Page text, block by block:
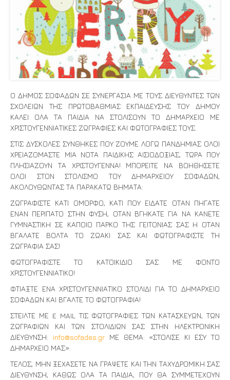
Ο ΔΗΜΟΣ ΣΟΦΑΔΩΝ ΣΕ ΣΥΝΕΡΓΑΣΙΑ ΜΕ ΤΟΥΣ ΔΙΕΥΘΥΝΤΕΣ ΤΩΝ
ΣΧΟΛΕΙΩΝ ΤΗΣ ΠΡΩΤΟΒΑΘΜΙΑΣ ΕΚΠΑΙΔΕΥΣΗΣ ΤΟΥ ΔΗΜΟΥ
ΚΑΛΕΙ ΟΛΑ ΤΑ ΠΑΙΔΙΑ ΝΑ ΣΤΟΛΙΣΟΥΝ ΤΟ ΔΗΜΑΡΧΕΙΟ ΜΕ
ΧΡΙΣΤΟΥΓΕΝΝΙΑΤΙΚΕΣ ΖΩΓΡΑΦΙΕΣ ΚΑΙ ΦΩΤΟΓΡΑΦΙΕΣ ΤΟΥΣ.
ΣΤΙΣ ΔΥΣΚΟΛΕΣ ΣΥΝΘΗΚΕΣ ΠΟΥ ΖΟΥΜΕ ΛΟΓΩ ΠΑΝΔΗΜΙΑΣ ΟΛΟΙ
ΧΡΕΙΑΖΟΜΑΣΤΕ ΜΙΑ ΝΟΤΑ ΠΑΙΔΙΚΗΣ ΑΙΣΙΟΔΟΞΙΑΣ, ΤΩΡΑ ΠΟΥ
ΠΛΗΣΙΑΖΟΥΝ ΤΑ ΧΡΙΣΤΟΥΓΕΝΝΑ! ΜΠΟΡΕΙΤΕ ΝΑ ΒΟΗΘΗΣΕΤΕ
ΟΛΟΙ ΣΤΟΝ ΣΤΟΛΙΣΜΟ ΤΟΥ ΔΗΜΑΡΧΕΙΟΥ ΣΟΦΑΔΩΝ,
ΑΚΟΛΟΥΘΩΝΤΑΣ ΤΑ ΠΑΡΑΚΑΤΩ ΒΗΜΑΤΑ:
ΖΩΓΡΑΦΙΣΤΕ ΚΑΤΙ ΟΜΟΡΦΟ, ΚΑΤΙ ΠΟΥ ΕΙΔΑΤΕ ΟΤΑΝ ΠΗΓΑΤΕ
ΕΝΑΝ ΠΕΡΙΠΑΤΟ ΣΤΗΝ ΦΥΣΗ, ΟΤΑΝ ΒΓΗΚΑΤΕ ΓΙΑ ΝΑ ΚΑΝΕΤΕ
ΓΥΜΝΑΣΤΙΚΗ ΣΕ ΚΑΠΟΙΟ ΠΑΡΚΟ ΤΗΣ ΓΕΙΤΟΝΙΑΣ ΣΑΣ Η ΟΤΑΝ
ΒΓΑΛΑΤΕ ΒΟΛΤΑ ΤΟ ΖΩΑΚΙ ΣΑΣ ΚΑΙ ΦΩΤΟΓΡΑΦΙΣΤΕ ΤΗ
ΖΩΓΡΑΦΙΑ ΣΑΣ!
ΦΩΤΟΓΡΑΦΙΣΤΕ ΤΟ ΚΑΤΟΙΚΙΔΙΟ ΣΑΣ ΜΕ ΦΟΝΤΟ
ΧΡΙΣΤΟΥΓΕΝΝΙΑΤΙΚΟ!
ΦΤΙΑΞΤΕ ΕΝΑ ΧΡΙΣΤΟΥΓΕΝΝΙΑΤΙΚΟ ΣΤΟΛΙΔΙ ΓΙΑ ΤΟ ΔΗΜΑΡΧΕΙΟ
ΣΟΦΑΔΩΝ ΚΑΙ ΒΓΑΛΤΕ ΤΟ ΦΩΤΟΓΡΑΦΙΑ!
ΣΤΕΙΛΤΕ ΜΕ E MAIL ΤΙΣ ΦΩΤΟΓΡΑΦΙΕΣ ΤΩΝ ΚΑΤΑΣΚΕΥΩΝ, ΤΩΝ
ΖΩΓΡΑΦΙΩΝ ΚΑΙ ΤΩΝ ΣΤΟΛΙΔΙΩΝ ΣΑΣ ΣΤΗΝ ΗΛΕΚΤΡΟΝΙΚΗ
ΔΙΕΥΘΥΝΣΗ: info@sofades.grΜΕ ΘΕΜΑ: «ΣΤΟΛΙΣΕ ΚΙ ΕΣΥ ΤΟ
ΔΗΜΑΡΧΕΙΟ ΜΑΣ».
ΤΕΛΟΣ, ΜΗΝ ΞΕΧΑΣΕΤΕ ΝΑ ΓΡΑΨΕΤΕ ΚΑΙ ΤΗΝ ΤΑΧΥΔΡΟΜΙΚΗ ΣΑΣ
ΔΙΕΥΘΥΝΣΗ, ΚΑΘΩΣ ΟΛΑ ΤΑ ΠΑΙΔΙΑ, ΠΟΥ ΘΑ ΣΥΜΜΕΤΕΧΟΥΝ